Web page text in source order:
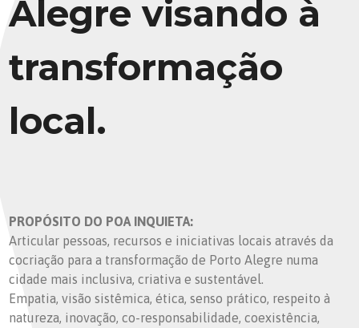
Alegre visando à
transformação
local.
PROPÓSITO DO POA INQUIETA:
Articular pessoas, recursos e iniciativas locais através da
cocriação para a transformação de Porto Alegre numa
cidade mais inclusiva, criativa e sustentável.
Empatia, visão sistêmica, ética, senso prático, respeito à
natureza, inovação, co-responsabilidade, coexistência,